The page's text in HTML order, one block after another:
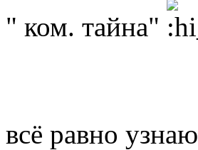
" ком. тайна"
всё равно узнаю